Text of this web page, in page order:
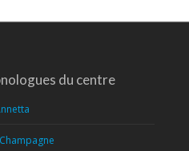
du centre